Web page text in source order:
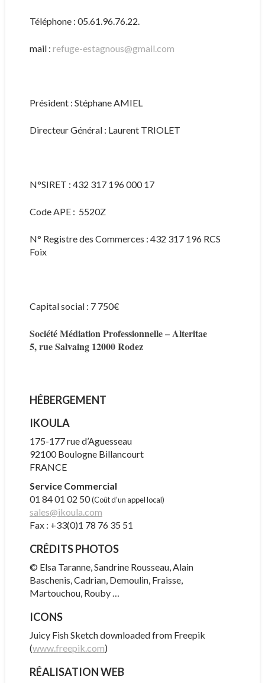
Téléphone : 05.61.96.76.22.
mail : refuge-estagnous@gmail.com
Président : Stéphane AMIEL
Directeur Général : Laurent TRIOLET
N°SIRET : 432 317 196 000 17
Code APE : 5520Z
N° Registre des Commerces : 432 317 196 RCS
Foix
Capital social : 7 750€
Société Médiation Professionnelle – Alteritae
5, rue Salvaing 12000 Rodez
HÉBERGEMENT
IKOULA
175-177 rue d’Aguesseau
92100 Boulogne Billancourt
FRANCE
Service Commercial
01 84 01 02 50(Coût d’un appel local)
sales@ikoula.com
Fax : +33(0)1 78 76 35 51
CRÉDITS PHOTOS
© Elsa Taranne, Sandrine Rousseau, Alain
Baschenis, Cadrian, Demoulin, Fraisse,
Martouchou, Rouby …
ICONS
Juicy Fish Sketch downloaded from Freepik
(www.freepik.com)
RÉALISATION WEB